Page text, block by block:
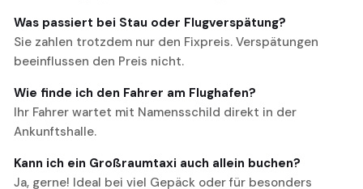
Was passiert bei Stau oder Flugverspätung?
Sie zahlen trotzdem nur den Fixpreis. Verspätungen
beeinflussen den Preis nicht.
Wie finde ich den Fahrer am Flughafen?
Ihr Fahrer wartet mit Namensschild direkt in der
Ankunftshalle.
Kann ich ein Großraumtaxi auch allein buchen?
Ja, gerne! Ideal bei viel Gepäck oder für besonders